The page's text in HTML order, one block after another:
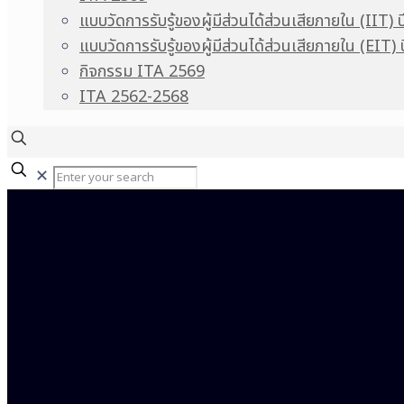
แบบวัดการรับรู้ของผู้มีส่วนได้ส่วนเสียภายใน (IIT)
แบบวัดการรับรู้ของผู้มีส่วนได้ส่วนเสียภายใน (EIT)
กิจกรรม ITA 2569
ITA 2562-2568
✕